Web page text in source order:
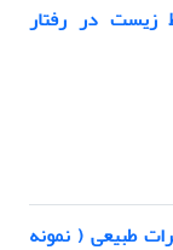
زیست در رفتار
طبیعی ( نمونه